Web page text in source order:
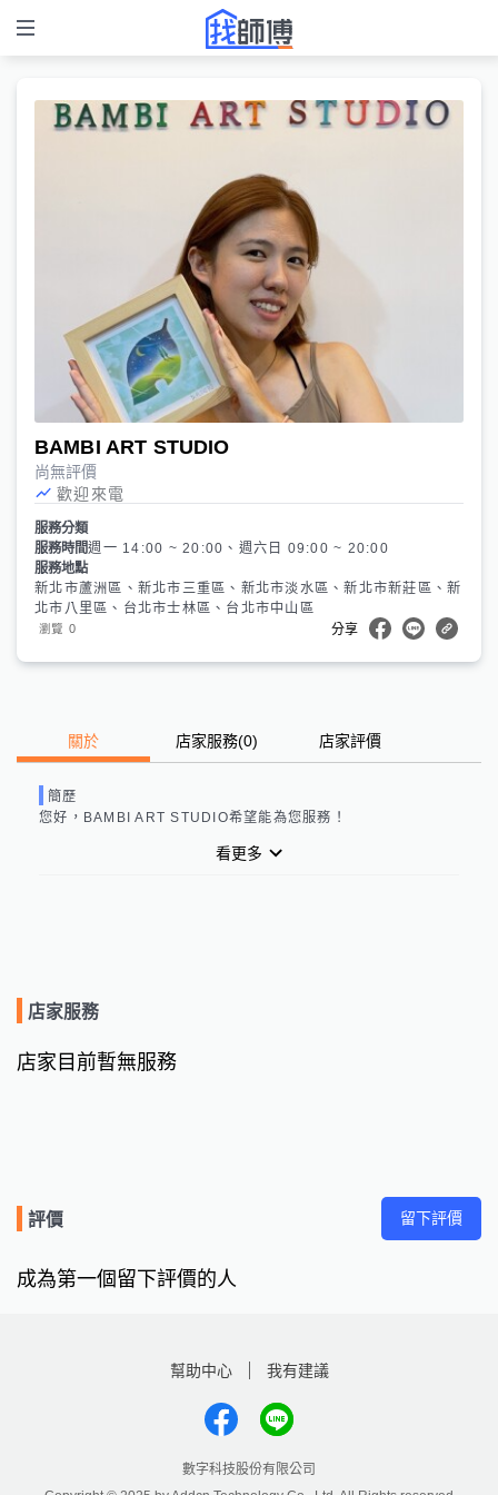
BAMBI ART STUDIO
尚無評價
歡迎來電
服務分類
服務時間週一 14:00 ~ 20:00、週六日 09:00 ~ 20:00
服務地點
新北市蘆洲區、新北市三重區、新北市淡水區、新北市新莊區、新
北市八里區、台北市士林區、台北市中山區
瀏覽 0 分享
關於 店家服務(0) 店家評價
簡歷
您好， BAMBI ART STUDIO希望能為您服務！
看更多
店家服務
店家目前暫無服務
評價 留下評價
成為第一個留下評價的人
幫助中心 我有建議
數字科技股份有限公司